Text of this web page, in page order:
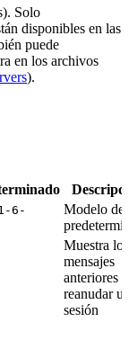
Solo
disponibles en las
puede
en los archivos
).
6-
Modelo de
Muestra los
mensajes
anteriores
reanudar
sesión